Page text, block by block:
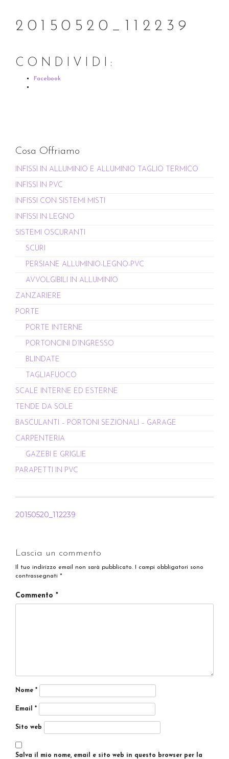
20150520_112239
CONDIVIDI:
Facebook
Cosa Offriamo
INFISSI IN ALLUMINIO E ALLUMINIO TAGLIO TERMICO
INFISSI IN PVC
INFISSI CON SISTEMI MISTI
INFISSI IN LEGNO
SISTEMI OSCURANTI
SCURI
PERSIANE ALLUMINIO-LEGNO-PVC
AVVOLGIBILI IN ALLUMINIO
ZANZARIERE
PORTE
PORTE INTERNE
PORTONCINI D’INGRESSO
BLINDATE
TAGLIAFUOCO
SCALE INTERNE ED ESTERNE
TENDE DA SOLE
BASCULANTI – PORTONI SEZIONALI – GARAGE
CARPENTERIA
GAZEBI E GRIGLIE
PARAPETTI IN PVC
ARTICOLI
20150520_112239
Lascia un commento
Il tuo indirizzo email non sarà pubblicato.
I campi obbligatori sono
contrassegnati *
Commento *
Nome *
Email *
Sito web
Salva il mio nome, email e sito web in questo browser per la